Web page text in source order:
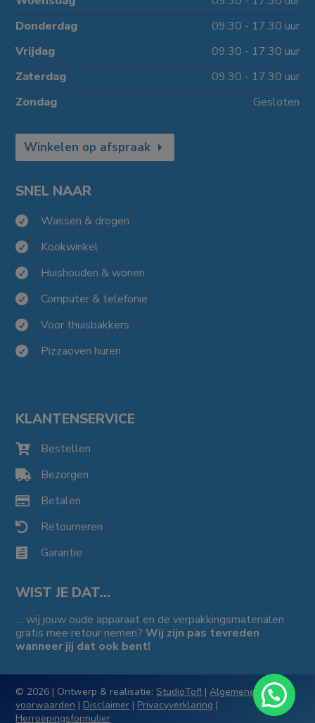
Donderdag
09.30 - 17.30 uur
Vrijdag
09.30 - 17.30 uur
Zaterdag
09.30 - 17.30 uur
Zondag
Gesloten
Winkelen op afspraak
SNEL NAAR
 Wassen & drogen
 Kookwinkel
 Huishouden & wonen
 Computer & telefonie
 Voor thuisbakkers
 Pizzaoven huren
KLANTENSERVICE
 Bestellen
 Bezorgen
 Betalen
 Retourneren
 Garantie
WIST JE DAT…
… wij jouw oude apparaat en de verpakkingsmaterialen
gratis mee retour nemen?Wij zijn pas tevreden
wanneer jij dat ook bent!
© 2026 | Ontwerp & realisatie:StudioTof! |Algemene
voorwaarden | Disclaimer | Privacyverklaring |
Herroepingsformulier